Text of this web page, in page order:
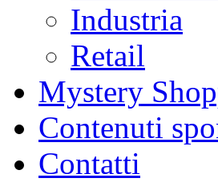
Industria
Retail
Mystery
Contenuti
Contatti